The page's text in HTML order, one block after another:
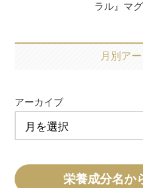
ラル』マ
月別ア
アーカイブ
栄養成分名か